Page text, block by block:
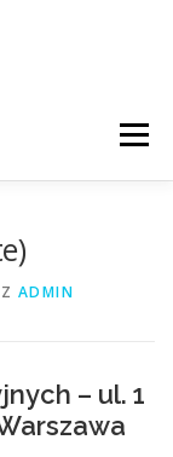
Menu
ADMIN
– ul. 1